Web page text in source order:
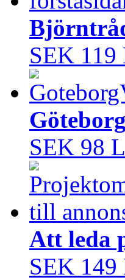
SEK 119
Göteborg
SEK 98
Att leda
SEK 149